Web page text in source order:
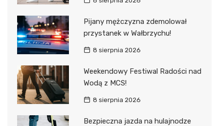
Pijany mężczyzna zdemolował
przystanek w Wałbrzychu!
8 sierpnia 2026
Weekendowy Festiwal Radości nad
Wodą z MCS!
8 sierpnia 2026
Bezpieczna jazda na hulajnodze